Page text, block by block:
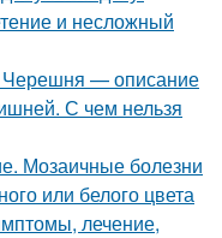
и несложный
Черешня — описание
С чем нельзя
Мозаичные болезни
или белого цвета
лечение,